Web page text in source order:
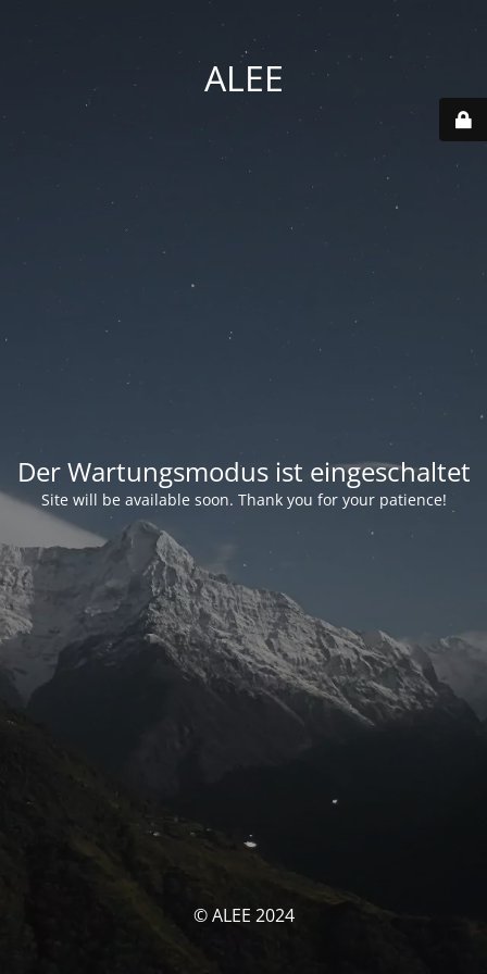
ALEE
Der Wartungsmodus ist eingeschaltet
Site will be available soon. Thank you for your patience!
© ALEE 2024